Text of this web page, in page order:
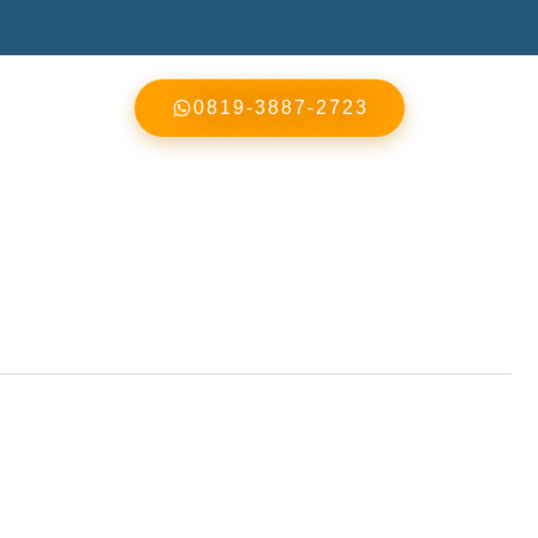
0819-3887-2723